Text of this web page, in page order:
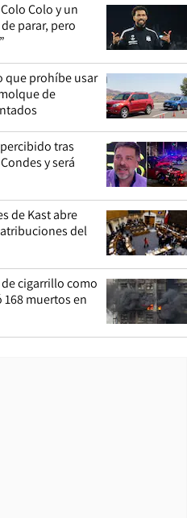
Colo y un
parar, pero
que prohíbe usar
de
tras
y será
de Kast abre
del
cigarrillo como
muertos en